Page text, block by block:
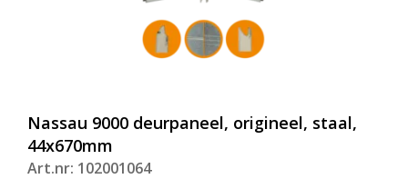
Nassau 9000 deurpaneel, origineel, staal,
44x670mm
Art.nr: 102001064